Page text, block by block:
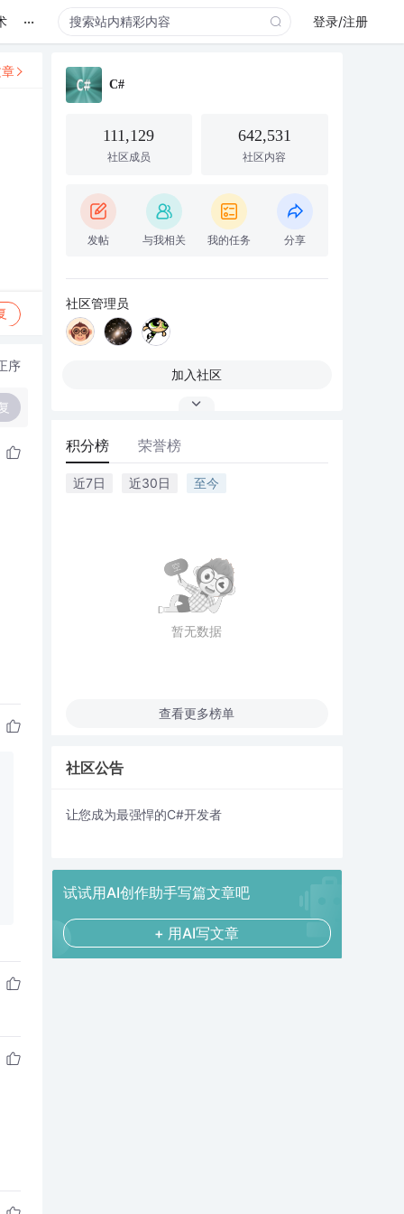
... 登录/注册
序
C#
111,129
社区成员
642,531
社区内容
发帖 与我相关 我的任务 分享
社区管理员
加入社区
积分榜 荣誉榜
近7日 近30日 至今
暂无数据
查看更多榜单
社区公告
让您成为最强悍的C#开发者
试试用AI创作助手写篇文章吧
+ 用AI写文章